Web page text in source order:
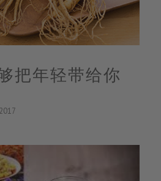
把年轻带给你